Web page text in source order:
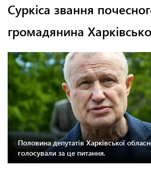
Суркіса звання
громадянина
Половина депутатів Харківської
голосували за це питання.